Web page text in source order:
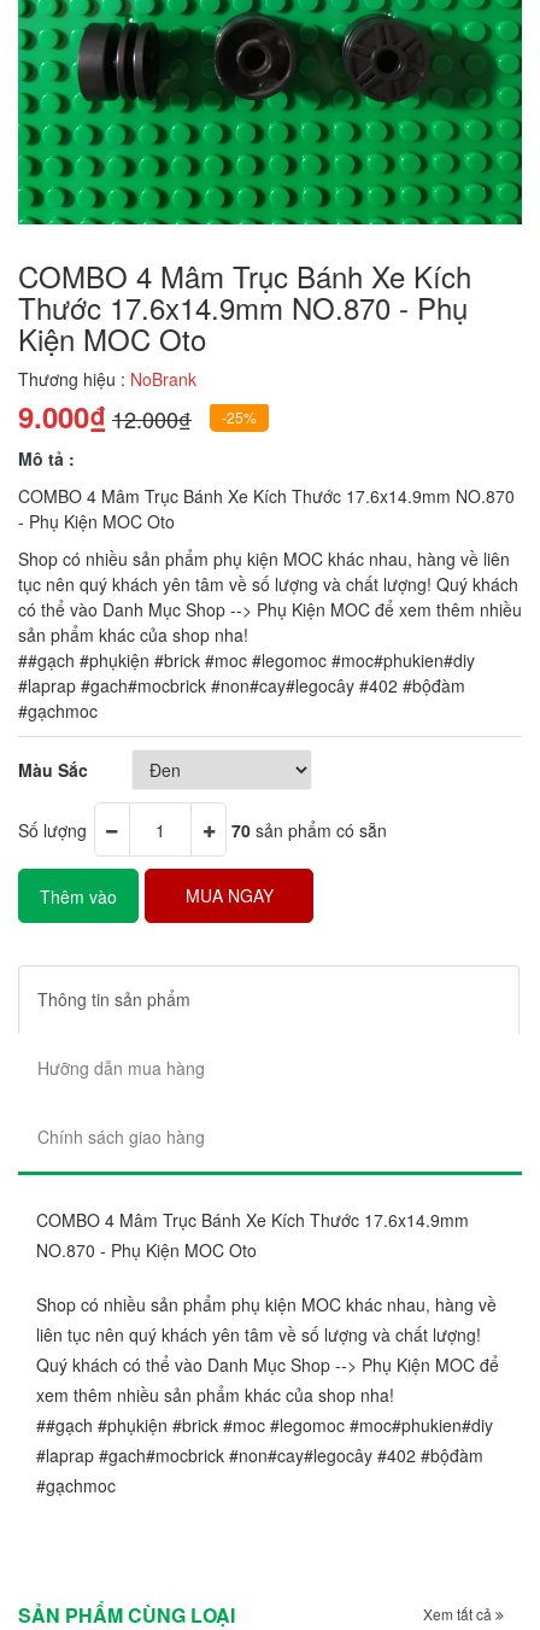
COMBO 4 Mâm Trục Bánh Xe Kích
Thước 17.6x14.9mm NO.870 - Phụ
Kiện MOC Oto
Thương hiệu : NoBrank
9.000₫12.000₫ -25%
Mô tả :
COMBO 4 Mâm Trục Bánh Xe Kích Thước 17.6x14.9mm NO.870
- Phụ Kiện MOC Oto
Shop có nhiều sản phẩm phụ kiện MOC khác nhau, hàng về liên
tục nên quý khách yên tâm về số lượng và chất lượng! Quý khách
có thể vào Danh Mục Shop --> Phụ Kiện MOC để xem thêm nhiều
sản phẩm khác của shop nha!
##gạch #phụkiện #brick #moc #legomoc #moc#phukien#diy
#laprap #gach#mocbrick #non#cay#legocây #402 #bộđàm
#gạchmoc
Màu Sắc
Số lượng 70 sản phẩm có sẵn
Thêm vào MUA NGAY
Thông tin sản phẩm
Hưỡng dẫn mua hàng
Chính sách giao hàng
COMBO 4 Mâm Trục Bánh Xe Kích Thước 17.6x14.9mm
NO.870 - Phụ Kiện MOC Oto
Shop có nhiều sản phẩm phụ kiện MOC khác nhau, hàng về
liên tục nên quý khách yên tâm về số lượng và chất lượng!
Quý khách có thể vào Danh Mục Shop --> Phụ Kiện MOC để
xem thêm nhiều sản phẩm khác của shop nha!
##gạch #phụkiện #brick #moc #legomoc #moc#phukien#diy
#laprap #gach#mocbrick #non#cay#legocây #402 #bộđàm
#gạchmoc
SẢN PHẨM CÙNG LOẠI Xem tất cả